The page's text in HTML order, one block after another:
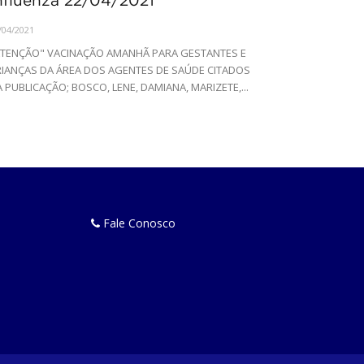
2021
VACINAÇÃO AMANHÃ PARA GESTANTES E
DA ÁREA DOS AGENTES DE SAÚDE CITADOS
PUBLICAÇÃO; BOSCO, LENE, DAMIANA, MARIZETE,...
Fale Conosco